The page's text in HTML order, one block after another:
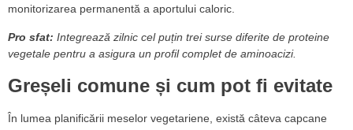
monitorizarea permanentă a aportului caloric.
Pro sfat: Integrează zilnic cel puțin trei surse diferite de proteine
vegetale pentru a asigura un profil complet de aminoacizi.
Greșeli comune și cum pot fi evitate
În lumea planificării meselor vegetariene, există câteva capcane